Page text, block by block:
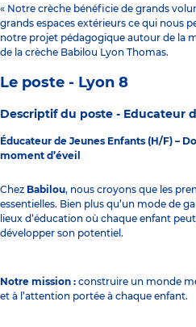
« Notre crèche bénéficie de grands
grands espaces extérieurs ce qui nous
notre projet pédagogique autour de la
de la crèche Babilou Lyon Thomas.
Le poste - Lyon 8
Descriptif du poste - Educateur
Éducateur de Jeunes Enfants (H/F) –
moment d’éveil
Chez Babilou, nous croyons que les
essentielles. Bien plus qu’un mode de
lieux d’éducation où chaque enfant
développer son potentiel.
Notre mission : construire un monde
et à l’attention portée à chaque enfant.